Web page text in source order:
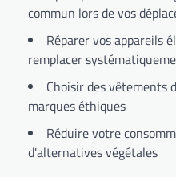
commun lors de vos
Réparer vos appareils
remplacer
Choisir des vêtements
marques éthiques
Réduire votre
d'alternatives végétales